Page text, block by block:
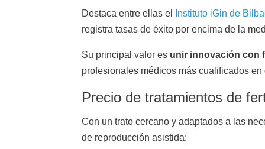
Destaca entre ellas el Instituto iGin de
registra tasas de éxito por encima de la
Su principal valor es unir innovación con
profesionales médicos más cualificados
Precio de tratamientos de
Con un trato cercano y adaptados a las
de reproducción asistida: